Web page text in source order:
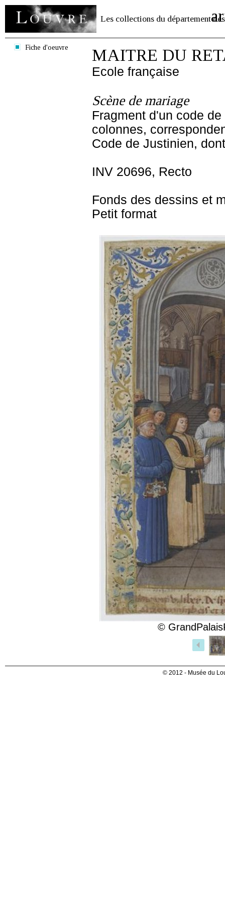
Les collections du département des
Fiche d'oeuvre MAITRE DU
Ecole française
Scène de mariage
Fragment d'un code
colonnes,
Code de Justinien,
INV 20696, Recto
Fonds des dessins et
Petit format
©
© 2012 - Musée du